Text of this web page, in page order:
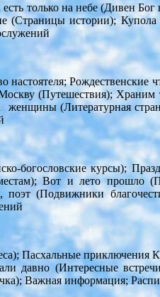
только на небе (Дивен
истории);
(Путешествия);
женщины (Литературная
богословские курсы);
Вот и лето прошло
(Подвижники
Пасхальные
давно (Интересные
Важная информация;